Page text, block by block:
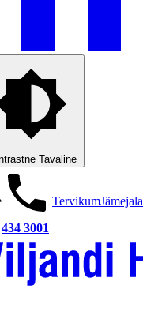
Tavaline
434 3001
TervikumJämejala